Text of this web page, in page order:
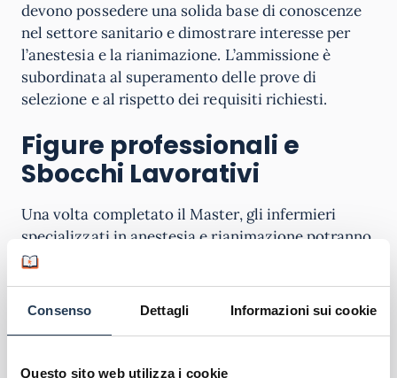
Consenso Dettagli Informazioni sui cookie
Questo sito web utilizza i cookie
devono possedere una solida base di conoscenze
nel settore sanitario e dimostrare interesse per
l’anestesia e la rianimazione. L’ammissione è
subordinata al superamento delle prove di
selezione e al rispetto dei requisiti richiesti.
Figure professionali e
Sbocchi Lavorativi
Una volta completato il Master, gli infermieri
specializzati in anestesia e rianimazione potranno
accedere a
operatorie e nelle unità di terapia intensiva.
contribuire in modo significativo alla gestione dei